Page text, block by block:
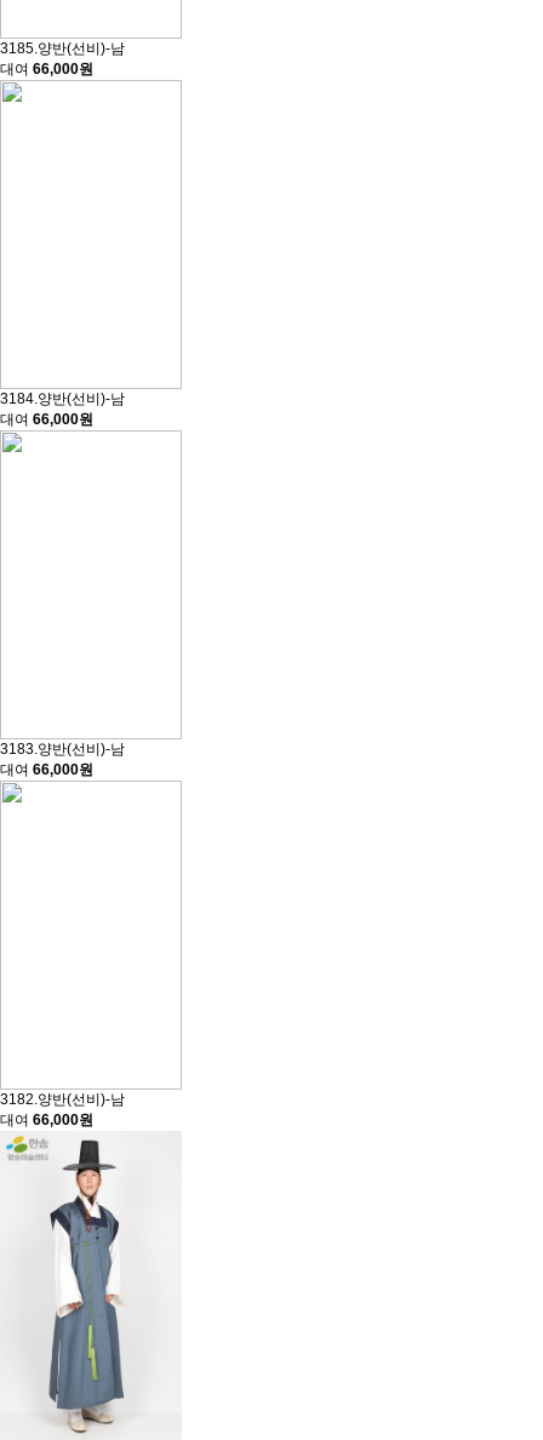
3185.양반(선비)-남
대여 66,000원
3184.양반(선비)-남
대여 66,000원
3183.양반(선비)-남
대여 66,000원
3182.양반(선비)-남
대여 66,000원